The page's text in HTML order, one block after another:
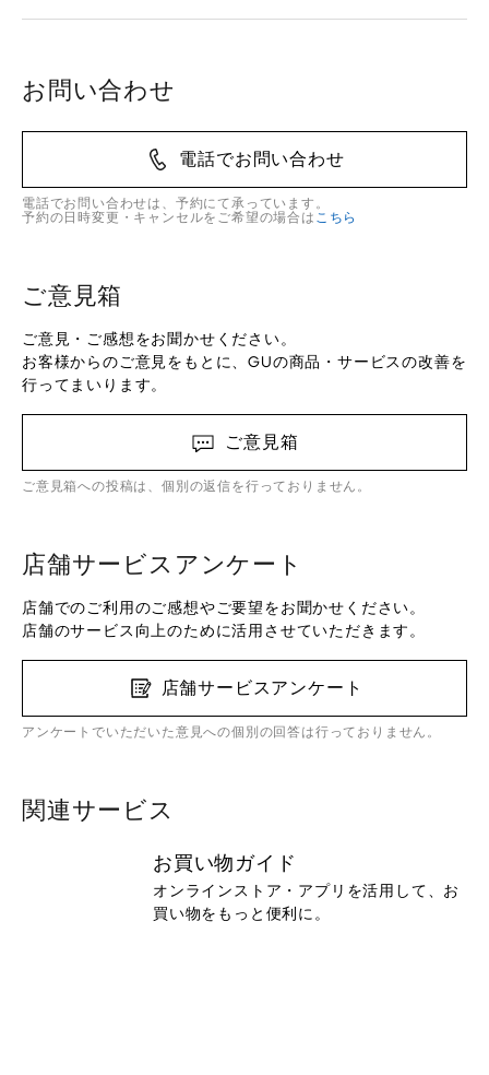
お問い合わせ
電話でお問い合わせ
電話でお問い合わせは、予約にて承っています。
予約の日時変更・キャンセルをご希望の場合は こちら
ご意見箱
ご意見・ご感想をお聞かせください。
お客様からのご意見をもとに、GUの商品・サービスの改善を
行ってまいります。
ご意見箱
ご意見箱への投稿は、個別の返信を行っておりません。
店舗サービスアンケート
店舗でのご利用のご感想やご要望をお聞かせください。
店舗のサービス向上のために活用させていただきます。
店舗サービスアンケート
アンケートでいただいた意見への個別の回答は行っておりません。
関連サービス
お買い物ガイド
オンラインストア・アプリを活用して、お
買い物をもっと便利に。